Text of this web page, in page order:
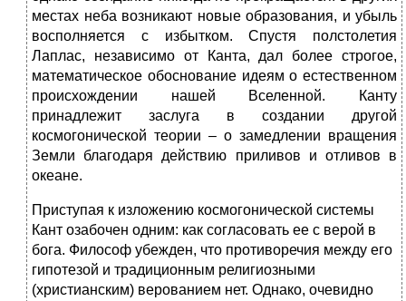
местах неба возникают новые образования, и убыль
восполняется с избытком. Спустя полстолетия
Лаплас, независимо от Канта, дал более строгое,
математическое обоснование идеям о естественном
происхождении нашей Вселенной. Канту
принадлежит заслуга в создании другой
космогонической теории – о замедлении вращения
Земли благодаря действию приливов и отливов в
океане.
Приступая к изложению космогонической системы
Кант озабочен одним: как согласовать ее с верой в
бога. Философ убежден, что противоречия между его
гипотезой и традиционным религиозными
(христианским) верованием нет. Однако, очевидно